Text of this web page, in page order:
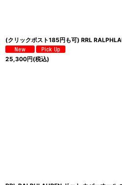
(クリックポスト185円も可) RRL
25,300円(税込)